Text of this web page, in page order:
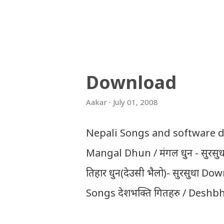
THT (symbol no. and birth
2066/2067 (2009-2010) :
First division First division
Division Third Division
Download
Aakar July 01, 2008
Nepali Songs and software
Mangal Dhun / मंगल धुन -
तिहार धुन(देउसी भैलो)- सुरसुधा
Songs देशभक्ति गितहरु /